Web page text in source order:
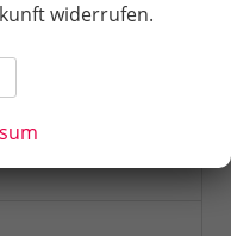
widerrufen.